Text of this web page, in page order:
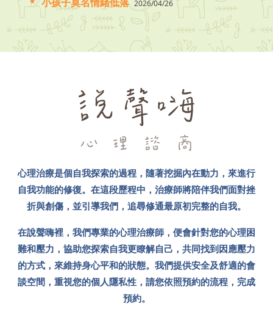
2026/04/26
心理治療是個自我探索的過程，隨著挖掘內在動力，來進行
自我功能的修復。在這段歷程中，治療師將陪伴我們面對挫
折與創傷，並引導我們，追尋修通最原初完整的自我。
在說聲嗨裡，我們專業的心理治療師，便會針對您的心理困
難和壓力，協助您探索自我更瞭解自己，共同找到因應壓力
的方式，來維持身心平和的狀態。我們提供安全及舒適的會
談空間，重視您的個人隱私性，請您依照預約的流程，完成
預約。